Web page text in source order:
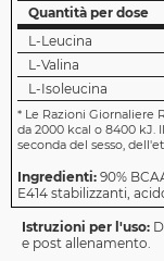
Quantità per dose
L-Leucina
L-Valina
L-Isoleucina
* Le Razioni Giornaliere
da 2000 kcal o 8400 kJ.
seconda del sesso,
Ingredienti: 90%
E414 stabilizzanti,
Istruzioni per l'uso:
e post allenamento.